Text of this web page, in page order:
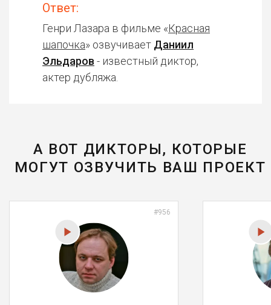
Ответ:
Генри Лазара в фильме «Красная
шапочка» озвучивает Даниил
Эльдаров - известный диктор,
актер дубляжа.
А ВОТ ДИКТОРЫ, КОТОРЫЕ
МОГУТ ОЗВУЧИТЬ ВАШ ПРОЕКТ
#956